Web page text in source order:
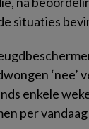
situaties
‘nee’
enkele
per